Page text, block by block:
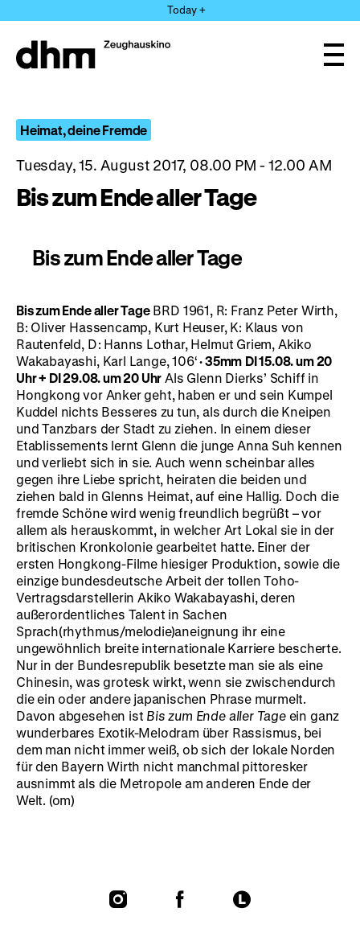
directly
the
Today +
Heimat, deine Fremde
Tuesday, 15. August 2017, 08.00 PM - 12.00 AM
Bis zum Ende aller Tage
Bis zum Ende aller Tage
Bis zum Ende aller TageBRD 1961, R: Franz Peter Wirth,
B: Oliver Hassencamp, Kurt Heuser, K: Klaus von
Rautenfeld, D: Hanns Lothar, Helmut Griem, Akiko
Wakabayashi, Karl Lange, 106‘· 35mm DI 15.08. um 20
Uhr + DI 29.08. um 20 Uhr Als Glenn Dierks’ Schiff in
Hongkong vor Anker geht, haben er und sein Kumpel
Kuddel nichts Besseres zu tun, als durch die Kneipen
und Tanzbars der Stadt zu ziehen. In einem dieser
Etablissements lernt Glenn die junge Anna Suh kennen
und verliebt sich in sie. Auch wenn scheinbar alles
gegen ihre Liebe spricht, heiraten die beiden und
ziehen bald in Glenns Heimat, auf eine Hallig. Doch die
fremde Schöne wird wenig freundlich begrüßt – vor
allem als herauskommt, in welcher Art Lokal sie in der
britischen Kronkolonie gearbeitet hatte. Einer der
ersten Hongkong-Filme hiesiger Produktion, sowie die
einzige bundesdeutsche Arbeit der tollen Toho-
Vertragsdarstellerin Akiko Wakabayashi, deren
außerordentliches Talent in Sachen
Sprach(rhythmus/melodie)aneignung ihr eine
ungewöhnlich breite internationale Karriere bescherte.
Nur in der Bundesrepublik besetzte man sie als eine
Chinesin, was grotesk wirkt, wenn sie zwischendurch
die ein oder andere japanischen Phrase murmelt.
Davon abgesehen ist Bis zum Ende aller Tageein ganz
wunderbares Exotik-Melodram über Rassismus, bei
dem man nicht immer weiß, ob sich der lokale Norden
für den Bayern Wirth nicht manchmal pittoresker
ausnimmt als die Metropole am anderen Ende der
Welt. (om)
To
To
To